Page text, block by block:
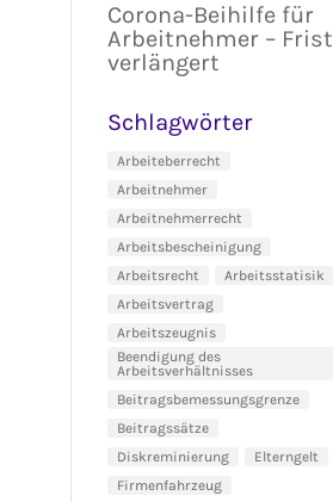
Corona-Beihilfe für
Arbeitnehmer – Frist
verlängert
Schlagwörter
Arbeiteberrecht
Arbeitnehmer
Arbeitnehmerrecht
Arbeitsbescheinigung
Arbeitsrecht
Arbeitsstatisik
Arbeitsvertrag
Arbeitszeugnis
Beendigung des
Arbeitsverhältnisses
Beitragsbemessungsgrenze
Beitragssätze
Diskreminierung
Elterngelt
Firmenfahrzeug